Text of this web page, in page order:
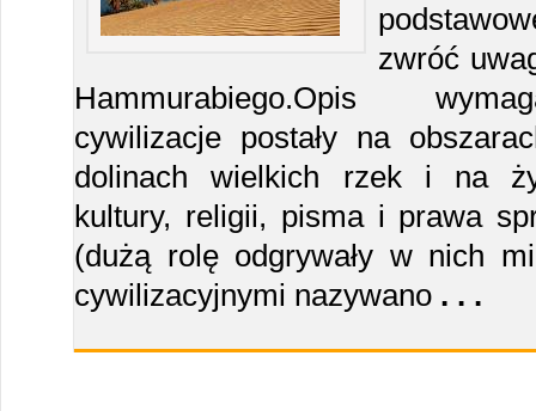
zwróć
Hammurabiego.Opis
cywilizacje postały na
dolinach wielkich rzek i na
kultury, religii, pisma i prawa
(dużą rolę odgrywały w nich
cywilizacyjnymi nazywano . . .